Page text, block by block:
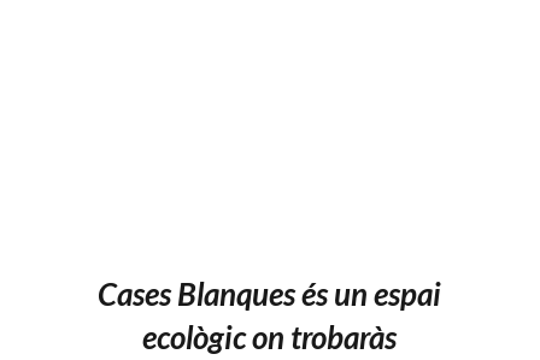
Cases Blanques és un espai
ecològic on trobaràs